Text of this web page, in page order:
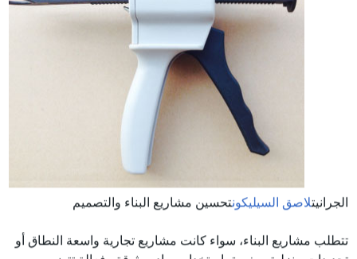
الجرانيتلاصق السيليكونتحسين مشاريع البناء والتصميم
تتطلب مشاريع البناء، سواء كانت مشاريع تجارية واسعة النطاق أو